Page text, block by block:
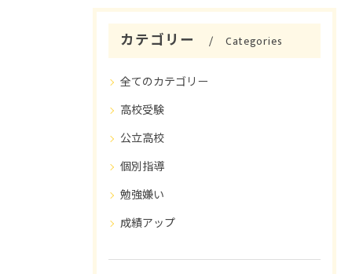
カテゴリー Categories
全てのカテゴリー
高校受験
公立高校
個別指導
勉強嫌い
成績アップ